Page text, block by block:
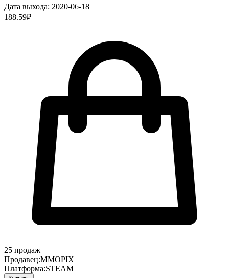
Дата выхода: 2020-06-18
188.59₽
25 продаж
Продавец:MMOPIX
Платформа:STEAM